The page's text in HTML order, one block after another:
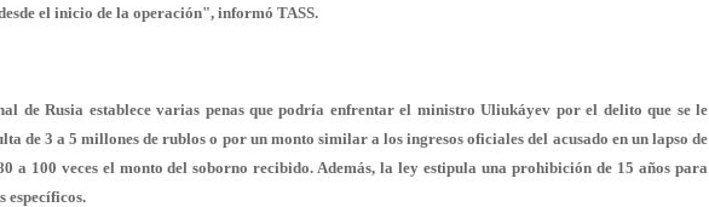
el inicio de la operación", informó TASS.
de Rusia establece varias penas que podría enfrentar el ministro Uliukáyev por el delito que se le
de 3 a 5 millones de rublos o por un monto similar a los ingresos oficiales del acusado en un lapso de
a 100 vecesel monto del soborno recibido. Además, la ley estipula una prohibición de 15 años para
específicos.